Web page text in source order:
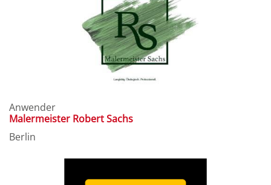
Anwender
Malermeister Robert Sachs
Berlin